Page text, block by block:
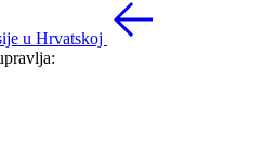
u Hrvatskoj